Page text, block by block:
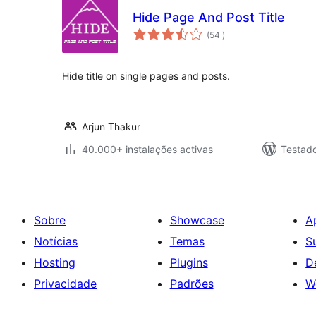
Hide Page And Post Title
(54 classificações
)
Hide title on single pages and posts.
Arjun Thakur
40.000+ instalações activas
Sobre
Notícias
Hosting
Privacidade
Showcase
Temas
Plugins
Padrões